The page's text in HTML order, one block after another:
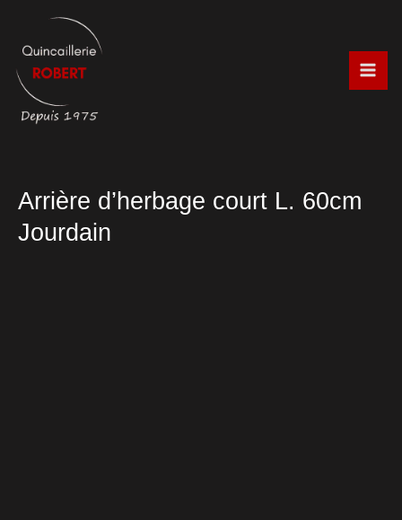
contenu
Arrière d’herbage court L. 60cm
Jourdain